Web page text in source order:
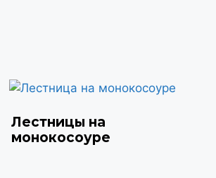
Лестницы на
монокосоуре